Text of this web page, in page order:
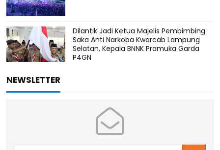
Dilantik Jadi Ketua Majelis Pembimbing
Saka Anti Narkoba Kwarcab Lampung
Selatan, Kepala BNNK Pramuka Garda
P4GN
NEWSLETTER